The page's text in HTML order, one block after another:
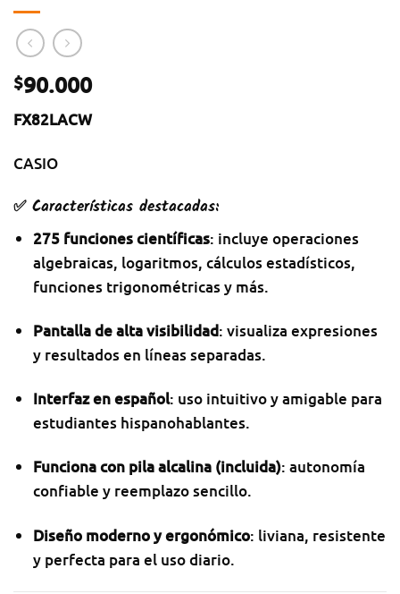
$90.000
FX82LACW
CASIO
✅ Características destacadas:
275 funciones científicas: incluye operaciones
algebraicas, logaritmos, cálculos estadísticos,
funciones trigonométricas y más.
Pantalla de alta visibilidad: visualiza expresiones
y resultados en líneas separadas.
Interfaz en español: uso intuitivo y amigable para
estudiantes hispanohablantes.
Funciona con pila alcalina (incluida): autonomía
confiable y reemplazo sencillo.
Diseño moderno y ergonómico: liviana, resistente
y perfecta para el uso diario.